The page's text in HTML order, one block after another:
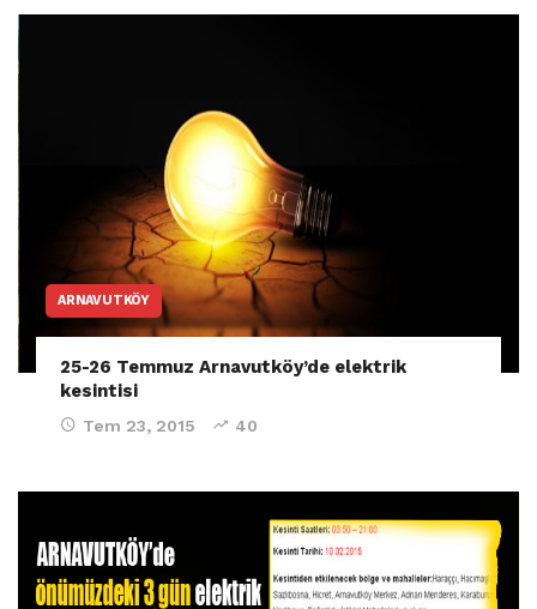
ARNAVUTKÖY
25-26 Temmuz Arnavutköy’de elektrik
kesintisi
Tem 23, 2015 40